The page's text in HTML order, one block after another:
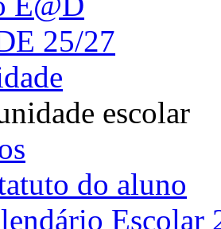
25/27
escolar
do aluno
Escolar